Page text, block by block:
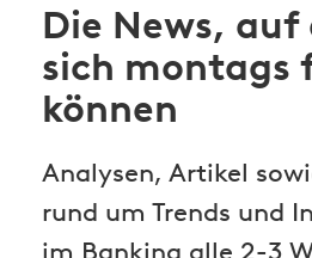
Die News, auf
sich montags
können
Analysen, Artikel
rund um Trends und
im Banking alle 2-3